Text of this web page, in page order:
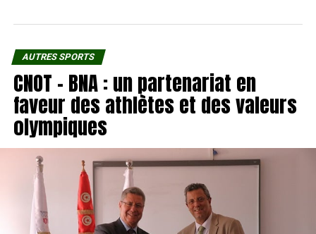
AUTRES SPORTS
CNOT – BNA : un partenariat en
faveur des athlètes et des valeurs
olympiques